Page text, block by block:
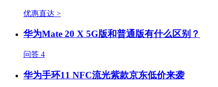
优惠直达 >
华为Mate 20 X 5G版和普通版有什么区别？
问答 4
华为手环11 NFC流光紫款京东低价来袭